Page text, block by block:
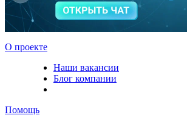
О проекте
Наши вакансии
Блог компании
Помощь